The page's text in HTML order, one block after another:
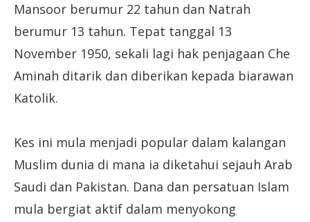
Mansoor berumur 22 tahun dan Natrah
berumur 13 tahun. Tepat tanggal 13
November 1950, sekali lagi hak penjagaan Che
Aminah ditarik dan diberikan kepada biarawan
Katolik.
Kes ini mula menjadi popular dalam kalangan
Muslim dunia di mana ia diketahui sejauh Arab
Saudi dan Pakistan. Dana dan persatuan Islam
mula bergiat aktif dalam menyokong